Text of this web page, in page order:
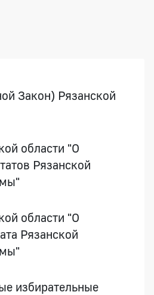
Закон) Рязанской
области "О
Рязанской
области "О
Рязанской
избирательные